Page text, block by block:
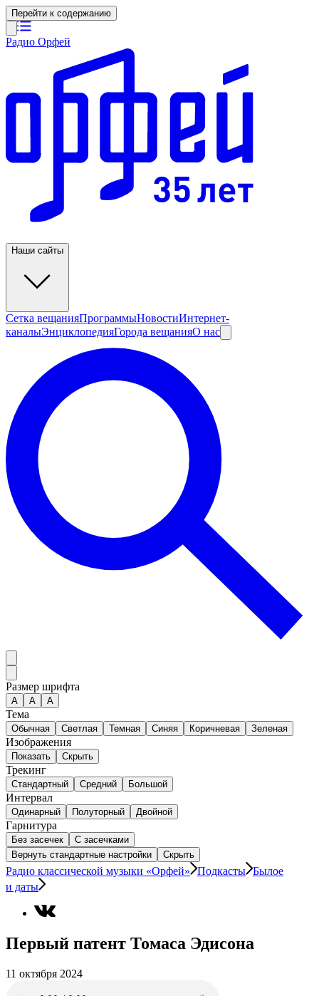
Перейти к содержанию
Радио Орфей
Наши сайты
Сетка вещанияПрограммыНовостиИнтернет-
каналыЭнциклопедияГорода вещанияО нас
Размер шрифта
А A A
Тема
Обычная Светлая Темная Синяя Коричневая Зеленая
Изображения
Показать Скрыть
Трекинг
Стандартный Средний Большой
Интервал
Одинарный Полуторный Двойной
Гарнитура
Без засечек
С засечками
Вернуть стандартные настройки
Скрыть
Радио классической музыки «Орфей» Подкасты Былое
и даты
Первый патент Томаса Эдисона
11 октября 2024